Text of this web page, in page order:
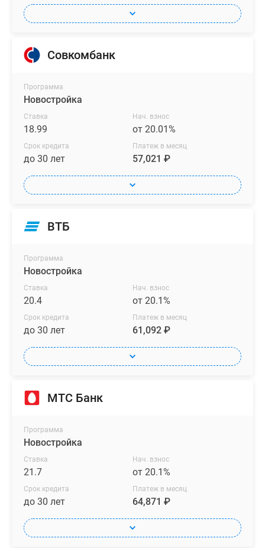
Совкомбанк
Программа
Новостройка
Ставка
18.99
Нач. взнос
от 20.01%
Срок кредита
до 30 лет
Платеж в месяц
57,021 ₽
ВТБ
Программа
Новостройка
Ставка
20.4
Нач. взнос
от 20.1%
Срок кредита
до 30 лет
Платеж в месяц
61,092 ₽
МТС Банк
Программа
Новостройка
Ставка
21.7
Нач. взнос
от 20.1%
Срок кредита
до 30 лет
Платеж в месяц
64,871 ₽